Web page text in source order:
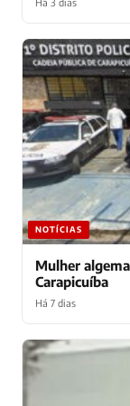
NOTÍCIAS
Mulher
Carapicuíba
Há 7 dias